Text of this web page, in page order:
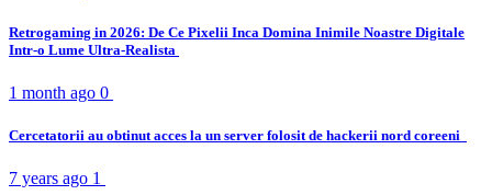
Retrogaming in 2026: De Ce Pixelii Inca Domina Inimile Noastre Digitale
Intr-o Lume Ultra-Realista
1 month ago 0
Cercetatorii au obtinut acces la un server folosit de hackerii nord coreeni
7 years ago 1